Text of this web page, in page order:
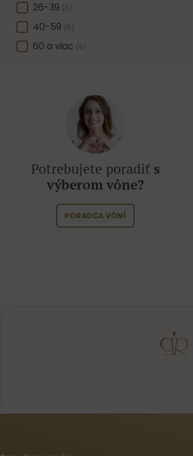
26-39 (6)
40-59 (5)
60 a viac (5)
Potrebujete poradiť s
výberom vône?
PORADCA VÔNÍ